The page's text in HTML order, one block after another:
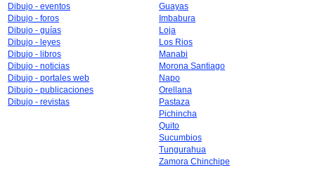
Dibujo - eventos
Dibujo - foros
Dibujo - guías
Dibujo - leyes
Dibujo - libros
Dibujo - noticias
Dibujo - portales web
Dibujo - publicaciones
Dibujo - revistas
Guayas
Imbabura
Loja
Los Rios
Manabi
Morona Santiago
Napo
Orellana
Pastaza
Pichincha
Quito
Sucumbios
Tungurahua
Zamora Chinchipe